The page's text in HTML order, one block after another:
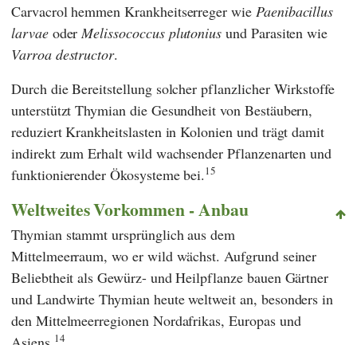
Carvacrol hemmen Krankheitserreger wie Paenibacillus
larvaeoder Melissococcus plutonius und Parasiten wie
Varroa destructor.
Durch die Bereitstellung solcher pflanzlicher Wirkstoffe
unterstützt Thymian die Gesundheit von Bestäubern,
reduziert Krankheitslasten in Kolonien und trägt damit
indirekt zum Erhalt wild wachsender Pflanzenarten und
funktionierender Ökosysteme bei.15
Weltweites Vorkommen - Anbau
Thymian stammt ursprünglich aus dem
Mittelmeerraum, wo er wild wächst. Aufgrund seiner
Beliebtheit als Gewürz- und Heilpflanze bauen Gärtner
und Landwirte Thymian heute weltweit an, besonders in
den Mittelmeerregionen Nordafrikas, Europas und
14